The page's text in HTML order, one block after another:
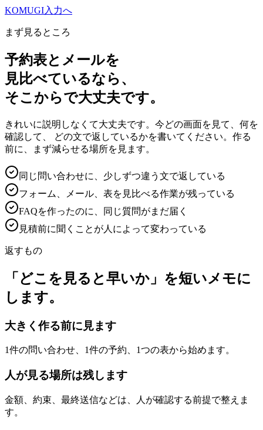
KOMUGI入力へ
まず見るところ
予約表とメールを
見比べているなら、
そこからで大丈夫です。
きれいに説明しなくて大丈夫です。今どの画面を見て、何を
確認して、 どの文で返しているかを書いてください。作る
前に、まず減らせる場所を見ます。
同じ問い合わせに、少しずつ違う文で返している
フォーム、メール、表を見比べる作業が残っている
FAQを作ったのに、同じ質問がまだ届く
見積前に聞くことが人によって変わっている
返すもの
「どこを見ると早いか」を短いメモに
します。
大きく作る前に見ます
1件の問い合わせ、1件の予約、1つの表から始めます。
人が見る場所は残します
金額、約束、最終送信などは、人が確認する前提で整えま
す。